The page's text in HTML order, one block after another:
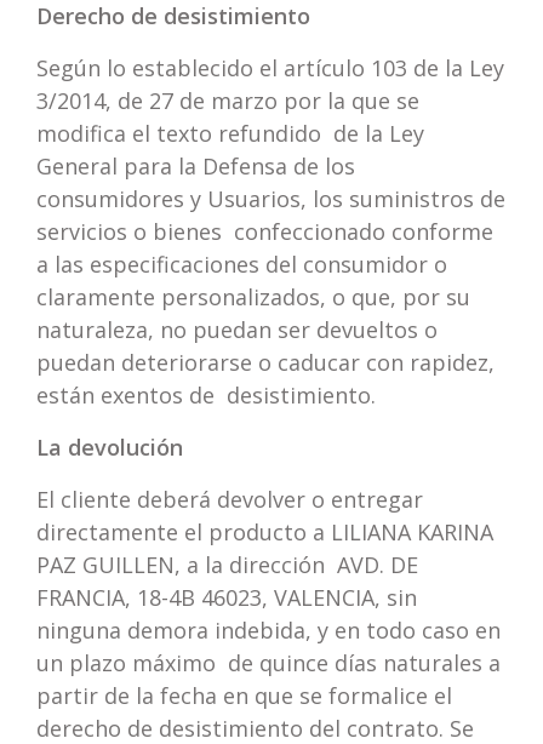
Derecho de desistimiento
Según lo establecido el artículo 103 de la Ley
3/2014, de 27 de marzo por la que se
modifica el texto refundido de la Ley
General para la Defensa de los
consumidores y Usuarios, los suministros de
servicios o bienes confeccionado conforme
a las especificaciones del consumidor o
claramente personalizados, o que, por su
naturaleza, no puedan ser devueltos o
puedan deteriorarse o caducar con rapidez,
están exentos de desistimiento.
La devolución
El cliente deberá devolver o entregar
directamente el producto a LILIANA KARINA
PAZ GUILLEN, a la dirección AVD. DE
FRANCIA, 18-4B 46023, VALENCIA, sin
ninguna demora indebida, y en todo caso en
un plazo máximo de quince días naturales a
partir de la fecha en que se formalice el
derecho de desistimiento del contrato. Se